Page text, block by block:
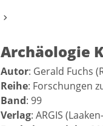
Archäologie
Autor: Gerald Fuchs
Reihe: Forschungen
Band: 99
Verlag: ARGIS